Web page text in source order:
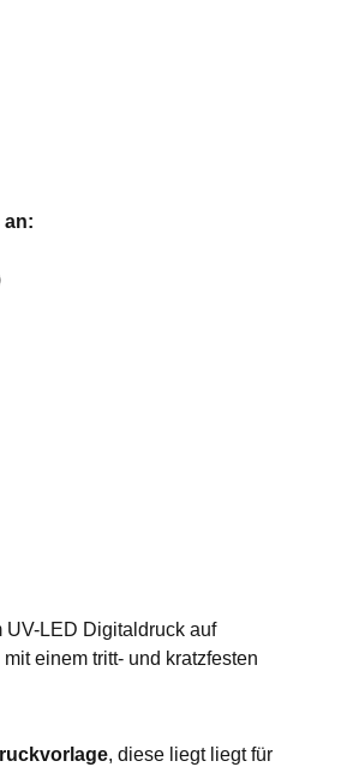
an:
UV-LED Digitaldruck auf
einem tritt- und kratzfesten
, diese liegt liegt für